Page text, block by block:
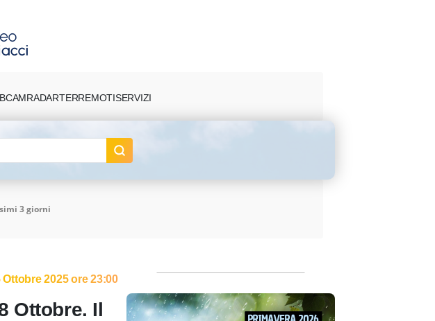
RADARTERREMOTISERVIZI
3 giorni
Ottobre 2025 ore 23:00
Ottobre. Il